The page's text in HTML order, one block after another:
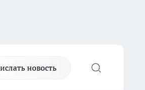
новость